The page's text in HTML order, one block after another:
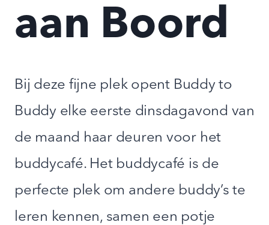
aan Boord
Bij deze fijne plek opent Buddy to
Buddy elke eerste dinsdagavond van
de maand haar deuren voor het
buddycafé. Het buddycafé is de
perfecte plek om andere buddy’s te
leren kennen, samen een potje